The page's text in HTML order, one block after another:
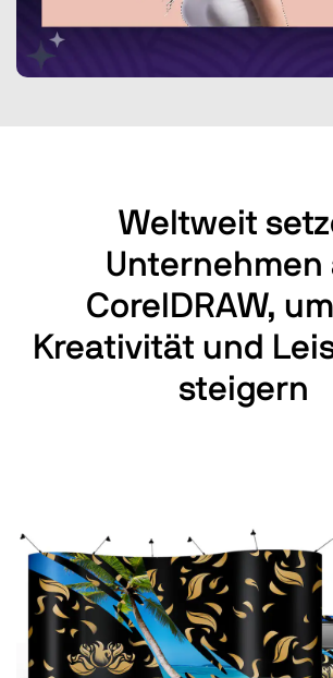
Weltweit
Unternehmen
CorelDRAW,
Kreativität und
steigern